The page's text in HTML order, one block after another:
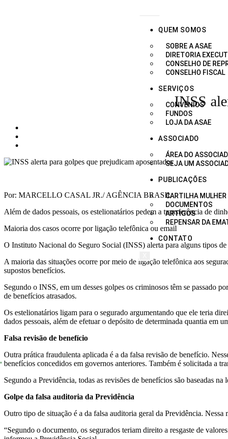
QUEM SOMOS
SOBRE A ASAE
DIRETORIA
CONSELHO DE
CONSELHO FISCAL
SERVIÇOS
CONVÊNIOS
FUNDOS
LOJA DA ASAE
ASSOCIADO
ÁREA DO
SEJA UM
PUBLICAÇÕES
CARTILHA MULHER
DOCUMENTOS
ARTIGOS
REPENSAR DA
CONTATO
INSS
Por: MARCELLO CASAL JR./ AGÊNCIA BRASIL
Além de dados pessoais, os estelionatários pedem a transferência de
Maioria dos casos ocorre por ligação telefônica ou email
O Instituto Nacional do Seguro Social (INSS) alerta para alguns tipos
A maioria das situações ocorre por meio de ligação telefônica aos
supostos benefícios.
Segundo o INSS, em um desses golpes os criminosos têm se passado
de benefícios atrasados.
Os estelionatários ligam para o segurado argumentando que ele teria
dados pessoais, além de efetuar o depósito de determinada quantia em
Falsa revisão de benefício
Outra prática fraudulenta aplicada é a da falsa revisão de benefício.
benefícios concedidos em governos anteriores. Também é solicitada a
Segundo a Previdência, todas as revisões de benefícios são baseadas
Golpe da falsa auditoria da Previdência
Outro tipo de situação é a da falsa auditoria geral da Previdência.
“Segundo o documento, os segurados teriam direito a resgaste de